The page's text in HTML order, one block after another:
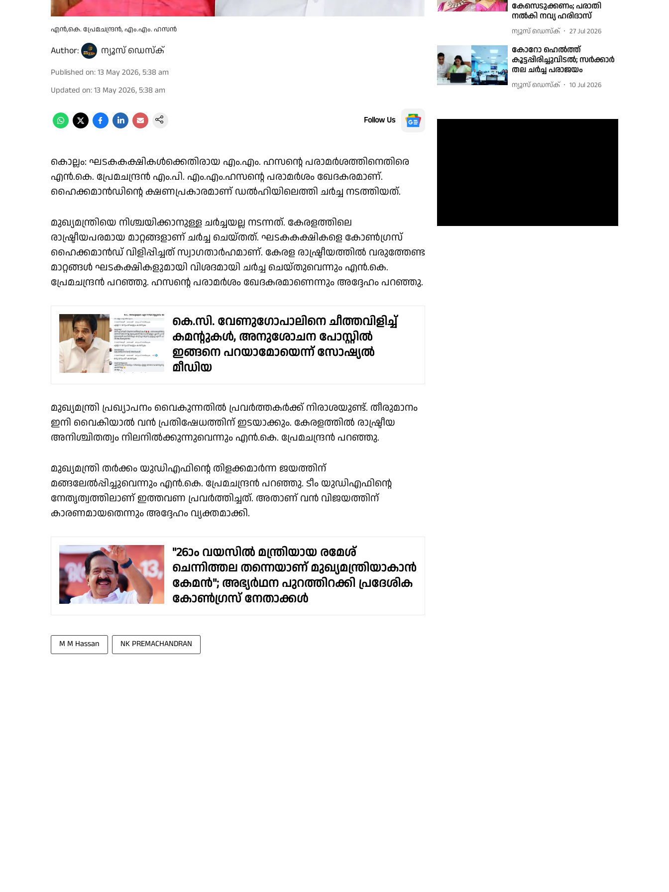
എൻ,കെ. പ്രേമചന്ദ്രൻ, എം.എം. ഹസൻ
Author: ന്യൂസ് ഡെസ്ക്
Published on:13 May 2026, 5:38 am
Updated on:13 May 2026, 5:38 am
Follow Us
കൊല്ലം: ഘടകകക്ഷികൾക്കെതിരായ എം.എം. ഹസൻ്റെ പരാമർശത്തിനെതിരെ
എൻ.കെ. പ്രേമചന്ദ്രൻ എം.പി. എം.എം.ഹസൻ്റെ പരാമർശം ഖേദകരമാണ്.
ഹൈക്കമാൻഡിൻ്റെ ക്ഷണപ്രകാരമാണ് ഡൽഹിയിലെത്തി ചർച്ച നടത്തിയത്.
മുഖ്യമന്ത്രിയെ നിശ്ചയിക്കാനുള്ള ചർച്ചയല്ല നടന്നത്. കേരളത്തിലെ
രാഷ്ട്രീയപരമായ മാറ്റങ്ങളാണ് ചർച്ച ചെയ്തത്. ഘടകകക്ഷികളെ കോൺഗ്രസ്
ഹൈക്കമാൻഡ് വിളിപ്പിച്ചത് സ്വാഗതാർഹമാണ്. കേരള രാഷ്ട്രീയത്തിൽ വരുത്തേണ്ട
മാറ്റങ്ങൾ ഘടകക്ഷികളുമായി വിശദമായി ചർച്ച ചെയ്തുവെന്നും എൻ.കെ.
പ്രേമചന്ദ്രൻ പറഞ്ഞു. ഹസൻ്റെ പരാമർശം ഖേദകരമാണെന്നും അദ്ദേഹം പറഞ്ഞു.
കെ.സി. വേണുഗോപാലിനെ ചീത്തവിളിച്ച്
കമൻ്റുകൾ, അനുശോചന പോസ്റ്റിൽ
ഇങ്ങനെ പറയാമോയെന്ന് സോഷ്യൽ
മീഡിയ
മുഖ്യമന്ത്രി പ്രഖ്യാപനം വൈകുന്നതിൽ പ്രവർത്തകർക്ക് നിരാശയുണ്ട്. തീരുമാനം
ഇനി വൈകിയാൽ വൻ പ്രതിഷേധത്തിന് ഇടയാക്കും. കേരളത്തിൽ രാഷ്ട്രീയ
അനിശ്ചിതത്വം നിലനിൽക്കുന്നുവെന്നും എൻ.കെ. പ്രേമചന്ദ്രൻ പറഞ്ഞു.
മുഖ്യമന്ത്രി തർക്കം യുഡിഎഫിൻ്റെ തിളക്കമാർന്ന ജയത്തിന്
മങ്ങലേൽപ്പിച്ചുവെന്നും എൻ.കെ. പ്രേമചന്ദ്രൻ പറഞ്ഞു. ടീം യുഡിഎഫിൻ്റെ
നേതൃത്വത്തിലാണ് ഇത്തവണ പ്രവർത്തിച്ചത്. അതാണ് വൻ വിജയത്തിന്
കാരണമായതെന്നും അദ്ദേഹം വ്യക്തമാക്കി.
"26ാം വയസിൽ ‌മന്ത്രിയായ രമേശ്
ചെന്നിത്തല തന്നെയാണ് മുഖ്യമന്ത്രിയാകാൻ
കേമൻ"; അഭ്യർഥന പുറത്തിറക്കി പ്രദേശിക
കോൺഗ്രസ് നേതാക്കൾ
M M Hassan NK PREMACHANDRAN
കേസെടുക്കണം; പരാതി
നൽകി നവ്യ ഹരിദാസ്
ന്യൂസ് ഡെസ്ക് 27 Jul 2026
കോറോ ഹെൽത്ത്
കൂട്ടപ്പിരിച്ചുവിടൽ; സർക്കാർ
തല ചർച്ച പരാജയം
ന്യൂസ് ഡെസ്ക് 10 Jul 2026